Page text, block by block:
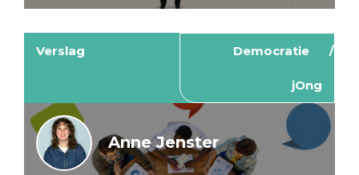
Verslag Democratie
jOng
Anne Jenster